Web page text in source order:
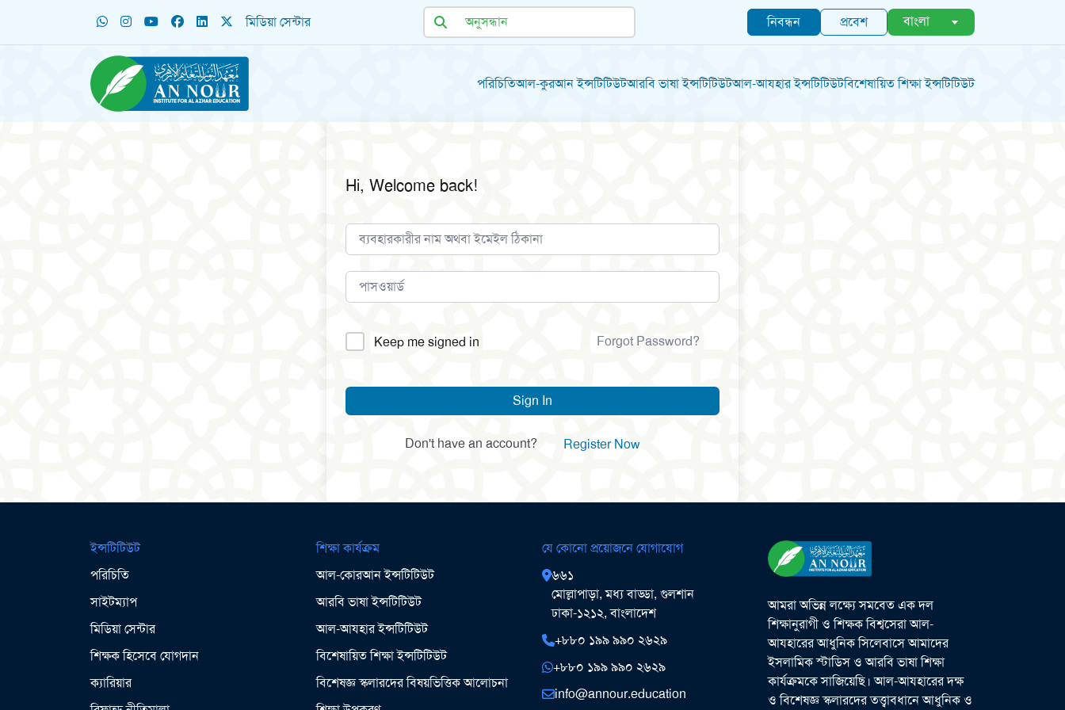
মিডিয়া সেন্টার নিবন্ধন প্রবেশ বাংলা
পরিচিতিআল-কুরআন ইন্সটিটিউটআরবি ভাষা ইন্সটিটিউটআল-আযহার ইন্সটিটিউটবিশেষায়িত শিক্ষা ইন্সটিটিউট
Hi, Welcome back!
Alternative:
Keep me signed in Forgot Password?
Sign In
Don't have an account? Register Now
ইন্সটিটিউট
পরিচিতি
সাইটম্যাপ
মিডিয়া সেন্টার
শিক্ষক হিসেবে যোগদান
ক্যারিয়ার
শিক্ষা কার্যক্রম
আল-কোরআন ইন্সটিটিউট
আরবি ভাষা ইন্সটিটিউট
আল-আযহার ইন্সটিটিউট
বিশেষায়িত শিক্ষা ইন্সটিটিউট
বিশেষজ্ঞ স্কলারদের বিষয়ভিত্তিক আলোচনা
যে কোনো প্রয়োজনে যোগাযোগ
৬৬১
মোল্লাপাড়া, মধ্য বাড্ডা, গুলশান
ঢাকা-১২১২, বাংলাদেশ
+৮৮০ ১৯৯ ৯৯০ ২৬২৯
+৮৮০ ১৯৯ ৯৯০ ২৬২৯
info@annour.education
আমরা অভিন্ন লক্ষ্যে সমবেত এক দল
শিক্ষানুরাগী ও শিক্ষক বিশ্বসেরা আল-
আযহারের আধুনিক সিলেবাসে আমাদের
ইসলামিক স্টাডিস ও আরবি ভাষা শিক্ষা
কার্যক্রমকে সাজিয়েছি। আল-আযহারের দক্ষ
ও বিশেষজ্ঞ স্কলারদের তত্ত্বাবধানে আধুনিক ও